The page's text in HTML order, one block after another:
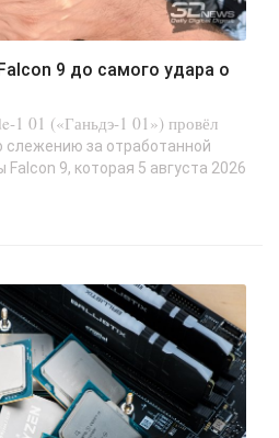
1 01 («Ганьдэ-1 01») провёл
за отработанной
9, которая 5 августа 2026